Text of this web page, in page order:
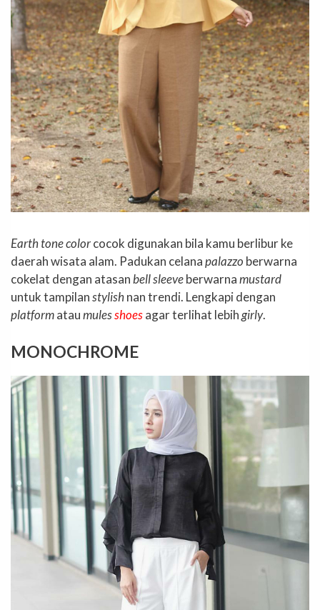
Earth tone colorcocok digunakan bila kamu berlibur ke
daerah wisata alam. Padukan celanapalazzo berwarna
cokelat dengan atasanbell sleeveberwarnamustard
untuk tampilanstylishnan trendi. Lengkapi dengan
platformataumulesshoesagar terlihat lebihgirly.
MONOCHROME